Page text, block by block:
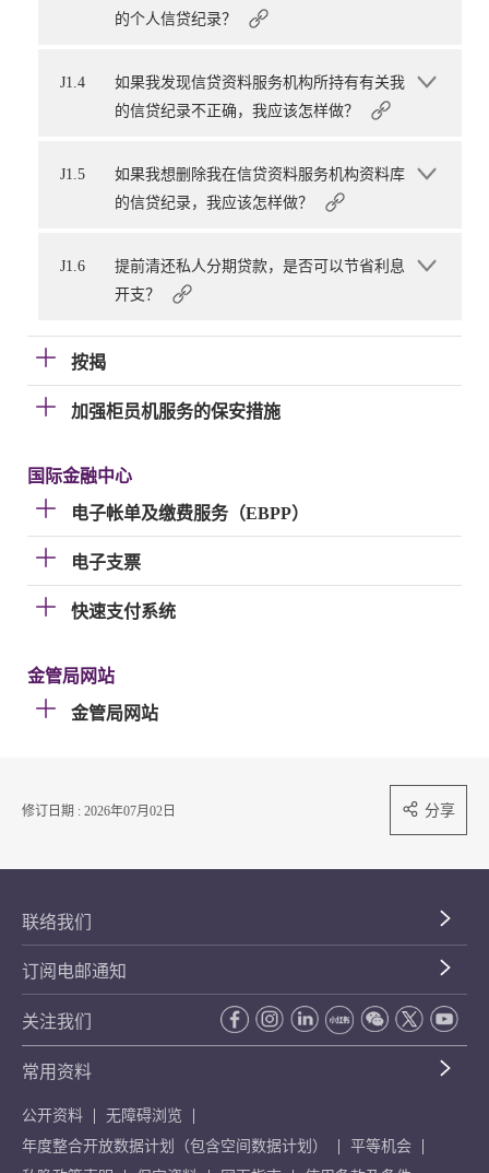
的个人信贷纪录？
J1.4
如果我发现信贷资料服务机构所持有有关我
的信贷纪录不正确，我应该怎样做？
J1.5
如果我想删除我在信贷资料服务机构资料库
的信贷纪录，我应该怎样做？
J1.6
提前清还私人分期贷款，是否可以节省利息
开支？
按揭
加强柜员机服务的保安措施
国际金融中心
电子帐单及缴费服务（EBPP）
电子支票
快速支付系统
金管局网站
金管局网站
修订日期 : 2026年07月02日 分享
联络我们
订阅电邮通知
关注我们
常用资料
公开资料
无障碍浏览
年度整合开放数据计划（包含空间数据计划）
平等机会